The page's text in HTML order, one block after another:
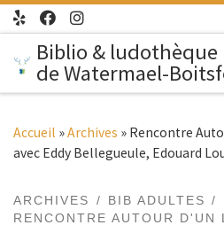
Passer au contenu
Biblio & ludothèque
de Watermael-
Accueil »Archives » Rencontre
avec Eddy Bellegueule, Edouard
ARCHIVES
BIB ADULTES
RENCONTRE AUTOUR D'UN